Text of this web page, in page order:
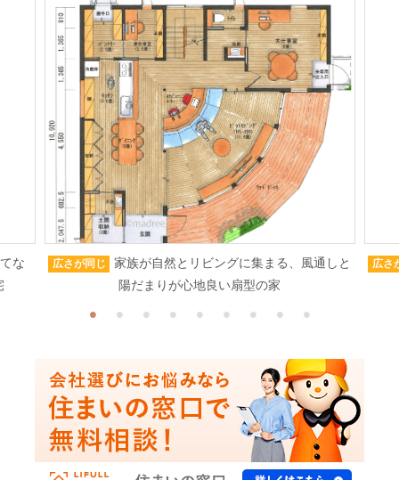
な
広さが同じ
家族が自然とリビングに集まる、風通しと
陽だまりが心地良い扇型の家
広さ